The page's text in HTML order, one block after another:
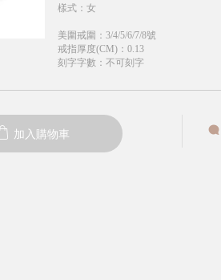
樣式 ： 女
美圍戒圍 ： 3/4/5/6/7/8號
戒指厚度(CM) ： 0.13
刻字字數 ： 不可刻字
加入購物車